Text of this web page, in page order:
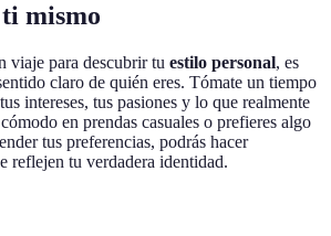
ti mismo
viaje para descubrir tu estilo personal, es
claro de quién eres. Tómate un tiempo
intereses, tus pasiones y lo que realmente
en prendas casuales o prefieres algo
tus preferencias, podrás hacer
reflejen tu verdadera identidad.